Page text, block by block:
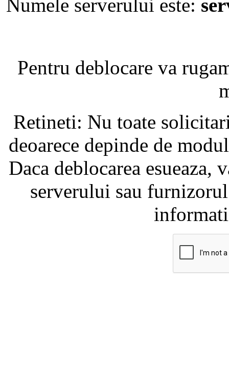
Numele serverului este:
Pentru deblocare va
Retineti: Nu toate
deoarece depinde de
Daca deblocarea
serverului sau